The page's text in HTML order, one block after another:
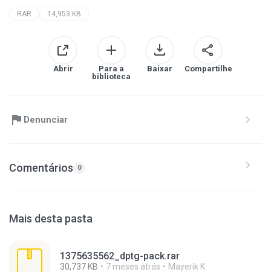
RAR 14,953 KB
Abrir
Para a
biblioteca
Baixar Compartilhe
Denunciar
Comentários 0
Mais desta pasta
1375635562_dptg-pack.rar
30,737 KB 7 meses atrás Mayerik K.